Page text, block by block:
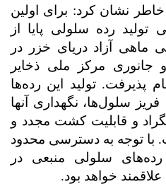
نشان کرد: برای اولین
تولید رده سلولی پایا از
ماهی آزاد دریای خزر در
جانوری مرکز ملی ذخایر
پذیرفت. تولید این رده‌ها
سلول‌ها، نگهداری آنها
سانتیگراد و قابلیت کشت مجدد و
با توجه به دسترسی محدود
رده‌های سلولی منبعی در
خواهد بود.